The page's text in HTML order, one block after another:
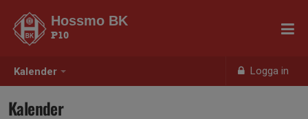
Kalender Logga in
Hossmo BK
P10
Kalender